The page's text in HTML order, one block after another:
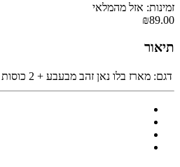
זמינות: אזל מהמלאי
₪89.00
תיאור
דגם: מארז בלו נאן זהב מבעבע + 2 כוסות